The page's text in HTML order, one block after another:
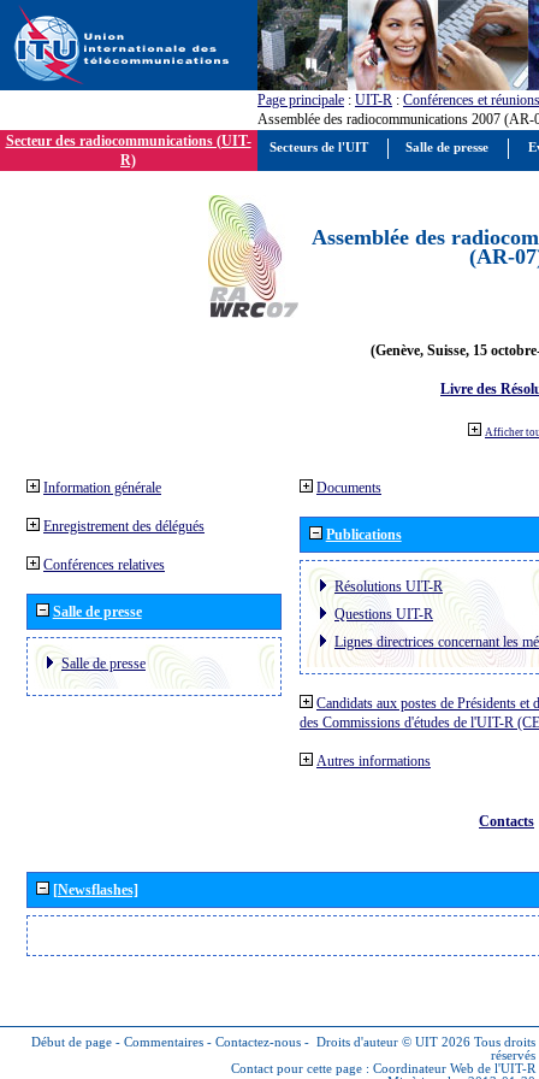
Page principale : UIT-R : Conférences et réunions
Assemblée des radiocommunications 2007 (AR-
Secteur des radiocommunications (UIT-
R)
Assemblée des
(AR-
(Genève, Suisse, 15
Livre des
Afficher
Information générale
Enregistrement des délégués
Conférences relatives
Salle de presse
Salle de presse
Documents
Publications
Résolutions UIT-R
Questions UIT-R
Lignes directrices concernant les
Candidats aux postes de Présidents et
des Commissions d'études de l'UIT-R
Autres informations
Contacts
[Newsflashes]
Début de page - Commentaires - Contactez-nous - Droits d'auteur © UIT 2026 Tous droits
réservés
Contact pour cette page : Coordinateur Web de l'UIT-R
Secteurs de l'UIT Salle de presse